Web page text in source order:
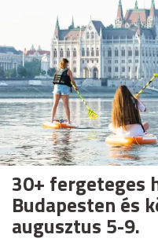
30+ fergeteges
Budapesten és
augusztus 5-9.